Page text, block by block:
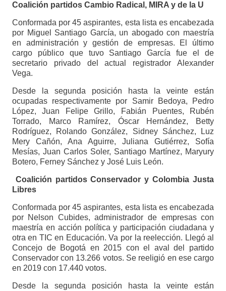
Coalición partidos Cambio Radical, MIRA y de la U
Conformada por 45 aspirantes, esta lista es encabezada
por Miguel Santiago García, un abogado con maestría
en administración y gestión de empresas. El último
cargo público que tuvo Santiago García fue el de
secretario privado del actual registrador Alexander
Vega.
Desde la segunda posición hasta la veinte están
ocupadas respectivamente por Samir Bedoya, Pedro
López, Juan Felipe Grillo, Fabián Puentes, Rubén
Torrado, Marco Ramírez, Óscar Hernández, Betty
Rodríguez, Rolando González, Sidney Sánchez, Luz
Mery Cañón, Ana Aguirre, Juliana Gutiérrez, Sofía
Mesías, Juan Carlos Soler, Santiago Martínez, Maryury
Botero, Ferney Sánchez y José Luis León.
Coalición partidos Conservador y Colombia Justa
Libres
Conformada por 45 aspirantes, esta lista es encabezada
por Nelson Cubides, administrador de empresas con
maestría en acción política y participación ciudadana y
otra en TIC en Educación. Va por la reelección. Llegó al
Concejo de Bogotá en 2015 con el aval del partido
Conservador con 13.266 votos. Se reeligió en ese cargo
en 2019 con 17.440 votos.
Desde la segunda posición hasta la veinte están